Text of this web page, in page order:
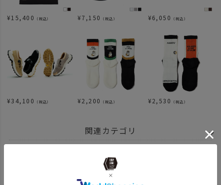
¥15,400 （税込） ¥7,150 （税込） ¥6,050 （税込）
¥34,100 （税込） ¥2,200 （税込） ¥2,530 （税込）
関連カテゴリ
AS2OV GOLF SERIES
ブランド商品一覧